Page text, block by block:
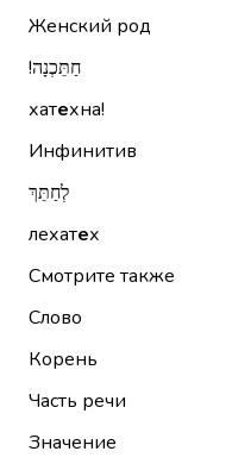
Женский род
חַתֵּכְנָה!‏
хатехна!
Инфинитив
לְחַתֵּךְ
лехатех
Смотрите также
Слово
Корень
Часть речи
Значение